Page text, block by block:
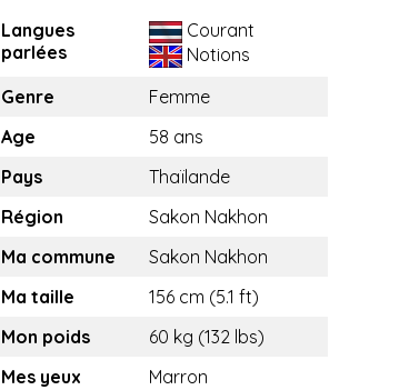
Langues
parlées
Courant
Notions
Genre
Femme
Age
58 ans
Pays
Thaïlande
Région
Sakon Nakhon
Ma commune
Sakon Nakhon
Ma taille
156 cm (5.1 ft)
Mon poids
60 kg (132 lbs)
Mes yeux
Marron